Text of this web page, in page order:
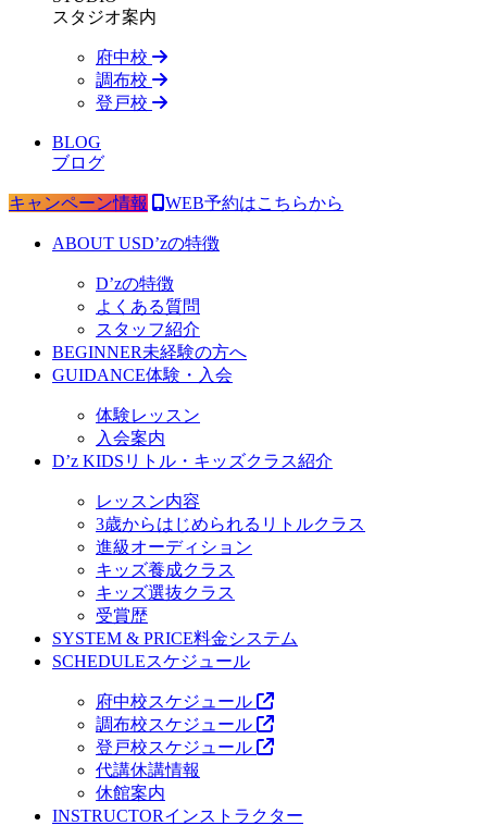
スタジオ案内
府中校
調布校
登戸校
BLOG
ブログ
キャンペーン情報 WEB予約はこちらから
ABOUT USD’zの特徴
D’zの特徴
よくある質問
スタッフ紹介
BEGINNER未経験の方へ
GUIDANCE体験・入会
体験レッスン
入会案内
D’z KIDS リトル・キッズクラス紹介
レッスン内容
3歳からはじめられるリトルクラス
進級オーディション
キッズ養成クラス
キッズ選抜クラス
受賞歴
SYSTEM & PRICE料金システム
SCHEDULEスケジュール
府中校スケジュール
調布校スケジュール
登戸校スケジュール
代講休講情報
休館案内
INSTRUCTORインストラクター